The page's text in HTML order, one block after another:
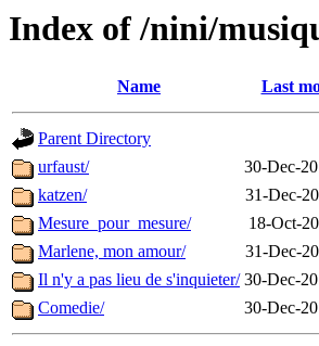
Index of /nini/
Name Last
Parent Directory
urfaust/
30-Dec-
katzen/
31-Dec-
Mesure_pour_mesure/
18-Oct-
Marlene, mon amour/
31-Dec-
Il n'y a pas lieu de s'inquieter/ 30-Dec-
Comedie/
30-Dec-